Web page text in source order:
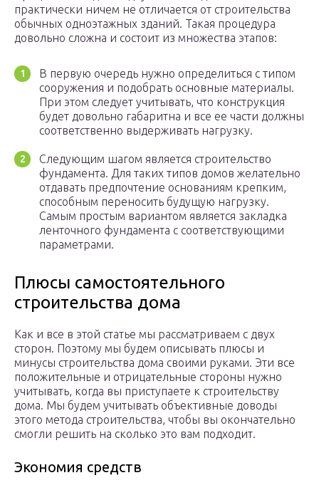
практически ничем не отличается от строительства
обычных одноэтажных зданий. Такая процедура
довольно сложна и состоит из множества этапов:
В первую очередь нужно определиться с типом
сооружения и подобрать основные материалы.
При этом следует учитывать, что конструкция
будет довольно габаритна и все ее части должны
соответственно выдерживать нагрузку.
Следующим шагом является строительство
фундамента. Для таких типов домов желательно
отдавать предпочтение основаниям крепким,
способным переносить будущую нагрузку.
Самым простым вариантом является закладка
ленточного фундамента с соответствующими
параметрами.
Плюсы самостоятельного
строительства дома
Как и все в этой статье мы рассматриваем с двух
сторон. Поэтому мы будем описывать плюсы и
минусы строительства дома своими руками. Эти все
положительные и отрицательные стороны нужно
учитывать, когда вы приступаете к строительству
дома. Мы будем учитывать объективные доводы
этого метода строительства, чтобы вы окончательно
смогли решить на сколько это вам подходит.
Экономия средств